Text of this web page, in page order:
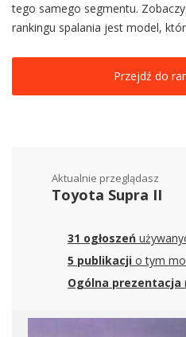
tego samego segmentu.
rankingu spalania jest model,
Przejdź do
Aktualnie przeglądasz
Toyota Supra II
31 ogłoszeń
5 publikacji o tym
Ogólna prezentacja